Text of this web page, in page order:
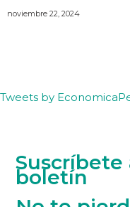
noviembre 22, 2024
Tweets by
Suscríbete
boletín